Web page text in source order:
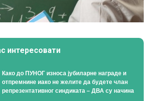
интересовати
Како до ПУНОГ износа јубиларне награде и
отпремнине иако не желите да будете члан
репрезентативног синдиката – ДВА су начина